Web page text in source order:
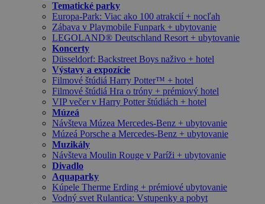
Tematické parky
Europa-Park: Viac ako 100 atrakcií + nocľah
Zábava v Playmobile Funpark + ubytovanie
LEGOLAND® Deutschland Resort + ubytovanie
Koncerty
Düsseldorf: Backstreet Boys naživo + hotel
Výstavy a expozície
Filmové štúdiá Harry Potter™ + hotel
Filmové štúdiá Hra o tróny + prémiový hotel
VIP večer v Harry Potter štúdiách + hotel
Múzeá
Návšteva Múzea Mercedes-Benz + ubytovanie
Múzeá Porsche a Mercedes-Benz + ubytovanie
Muzikály
Návšteva Moulin Rouge v Paríži + ubytovanie
Divadlo
Aquaparky
Kúpele Therme Erding + prémiové ubytovanie
Vodný svet Rulantica: Vstupenky a pobyt